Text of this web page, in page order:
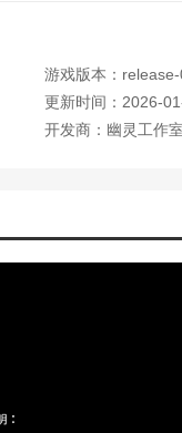
下载入口的 手机游戏
游戏版本：
更新时间：2026-
开发商：幽灵工作室